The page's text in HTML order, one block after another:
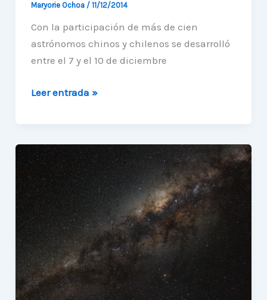
Maryorie Ochoa / 11/12/2014
Con la participación de más de cien
astrónomos chinos y chilenos se desarrolló
entre el 7 y el 10 de diciembre
Exitosa
participación
de
UAUA
en
workshop
Chile-
China
2014
Leer entrada »